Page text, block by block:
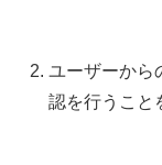
ユーザーから
認を行うこと